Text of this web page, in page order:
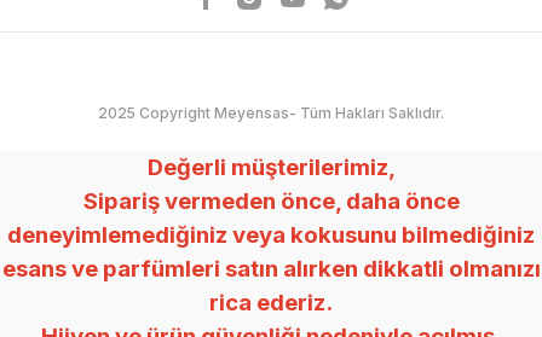
2025 Copyright Meyensas- Tüm Hakları Saklıdır.
Değerli müşterilerimiz,
Sipariş vermeden önce, daha önce
deneyimlemediğiniz veya kokusunu bilmediğiniz
esans ve parfümleri satın alırken dikkatli olmanızı
rica ederiz.